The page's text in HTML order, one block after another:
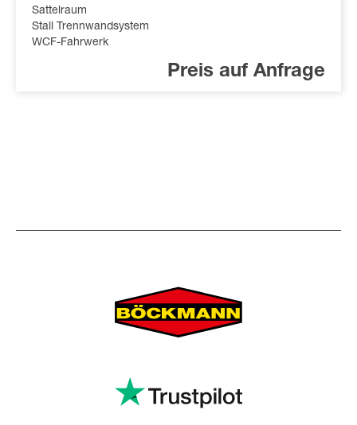
Sattelraum
Stall Trennwandsystem
WCF-Fahrwerk
Preis auf Anfrage